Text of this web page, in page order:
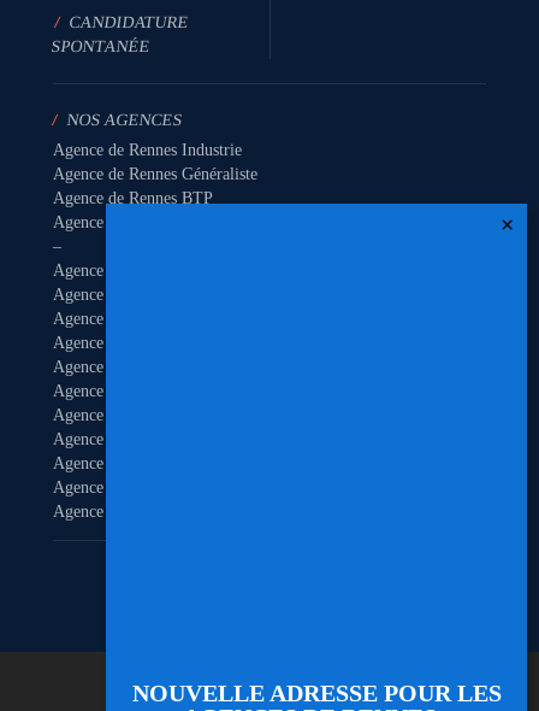
/ CANDIDATURE
SPONTANÉE
/ NOS AGENCES
Agence de Rennes Industrie
Agence de Rennes Généraliste
Agence de Rennes BTP
Agence de Rennes Tertiaire
–
Agence de Brest
Agence de Dinan
Agence de Lamballe
Agence de Landivisiau
Agence de Pontivy
Agence de Quimper
Agence de Quimperlé
Agence de Saint-Brieuc
Agence de Saint-Malo
Agence de Vannes
Agence de Vitré
NOUVELLE ADRESSE POUR LES